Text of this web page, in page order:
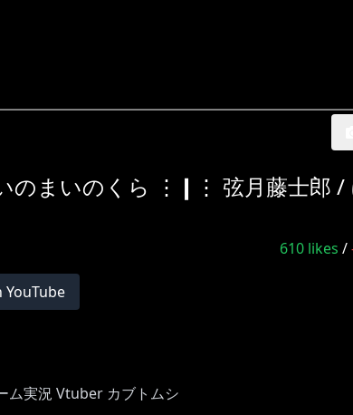
まいのくら ⋮❙⋮ 弦月藤士郎 /
610 likes /
YouTube
ム実況 Vtuber カブトムシ